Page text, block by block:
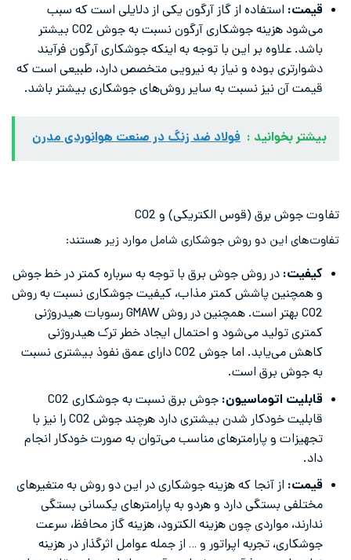
قیمت: استفاده از گاز آرگون یکی از دلایلی است که سبب
می‌شود هزینه جوشکاری آرگون نسبت به جوش CO2 بیشتر
باشد. علاوه بر این با توجه به اینکه جوشکاری آرگون فرآیند
دشوارتری بوده و نیاز به نیرویی متخصص دارد، طبیعی است که
قیمت آن نیز نسبت به سایر روش‌های جوشکاری بیشتر باشد.
بیشتر بخوانید : فولاد ضد زنگ در صنعت هوانوردی مدرن
تفاوت جوش برق (قوس الکتریکی) و CO2
تفاوت‌‌های این دو روش جوشکاری شامل موارد زیر هستند:
کیفیت: در روش جوش برق با توجه به سرباره کمتر در خط جوش
و همچنین پاشش کمتر مذاب، کیفیت جوشکاری نسبت به روش
CO2 بهتر است. همچنین در روش GMAW رسوبات هیدروژنی
کمتری تولید می‌شود و احتمال ایجاد خطر ترک هیدروژنی
کاهش می‌یابد. اما جوش CO2 دارای عمق نفوذ بیشتری نسبت
به جوش برق است.
قابلیت اتوماسیون:
جوش برق نسبت به جوشکاری CO2
قابلیت خودکار شدن بیشتری دارد هرچند جوش CO2 را نیز با
تجهیزات و پارامترهای مناسب می‌توان به صورت خودکار انجام
داد.
قیمت: از آنجا که هزینه جوشکاری در این دو روش به متغیرهای
مختلفی بستگی دارد و هردو به پارامترهای یکسانی بستگی
ندارند، مواردی چون هزینه الکترود، هزینه گاز محافظ، سرعت
جوشکاری، تجربه اپراتور و … از جمله عوامل اثرگذار در هزینه